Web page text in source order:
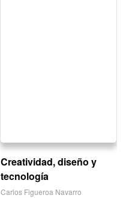
Creatividad, diseño y
tecnología
Carlos Figueroa Navarro